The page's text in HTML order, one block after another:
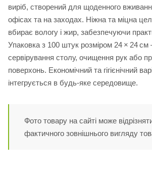
виріб, створений для щоденного
офісах та на заходах. Ніжна та міцна
вбирає вологу і жир, забезпечуючи
Упаковка з 100 штук розміром 24 × 24
сервірування столу, очищення рук або
поверхонь. Економічний та гігієнічний
інтегрується в будь-яке середовище.
Фото товару на сайті може
фактичного зовнішнього вигляду